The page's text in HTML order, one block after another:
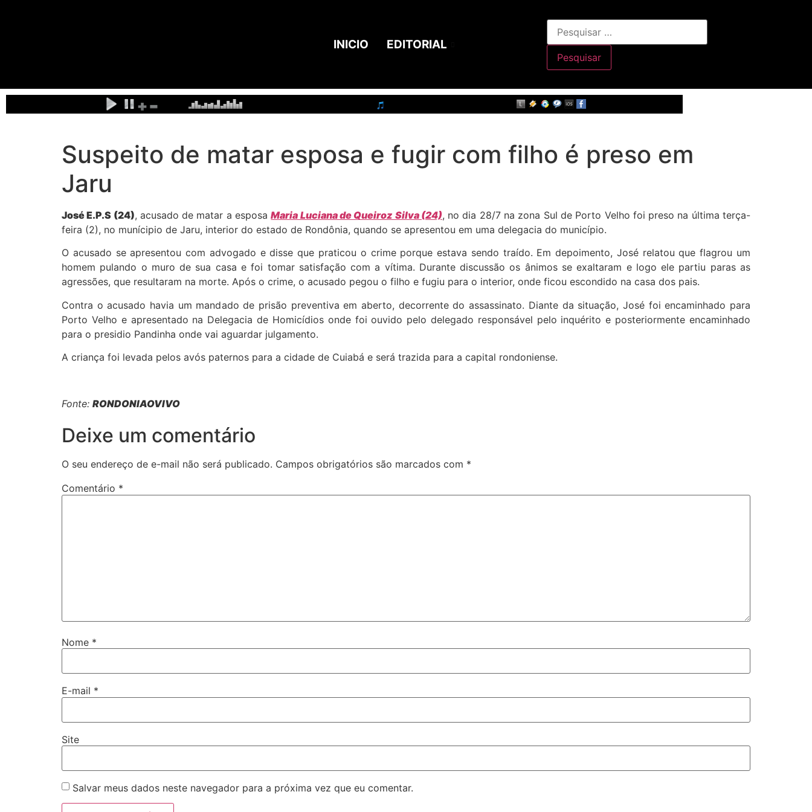
INICIO EDITORIAL
Suspeito de matar esposa e fugir com filho é preso em
Jaru
José E.P.S (24), acusado de matar a esposaMaria Luciana de Queiroz Silva (24), no dia 28/7 na zona Sul de Porto Velho foi preso na última terça-
feira (2), no munícipio de Jaru, interior do estado de Rondônia, quando se apresentou em uma delegacia do município.
O acusado se apresentou com advogado e disse que praticou o crime porque estava sendo traído. Em depoimento, José relatou que flagrou um
homem pulando o muro de sua casa e foi tomar satisfação com a vítima. Durante discussão os ânimos se exaltaram e logo ele partiu paras as
agressões, que resultaram na morte. Após o crime, o acusado pegou o filho e fugiu para o interior, onde ficou escondido na casa dos pais.
Contra o acusado havia um mandado de prisão preventiva em aberto, decorrente do assassinato. Diante da situação, José foi encaminhado para
Porto Velho e apresentado na Delegacia de Homicídios onde foi ouvido pelo delegado responsável pelo inquérito e posteriormente encaminhado
para o presidio Pandinha onde vai aguardar julgamento.
A criança foi levada pelos avós paternos para a cidade de Cuiabá e será trazida para a capital rondoniense.
Fonte: RONDONIAOVIVO
Deixe um comentário
O seu endereço de e-mail não será publicado. Campos obrigatórios são marcados com *
Comentário *
Nome *
E-mail *
Site
Salvar meus dados neste navegador para a próxima vez que eu comentar.